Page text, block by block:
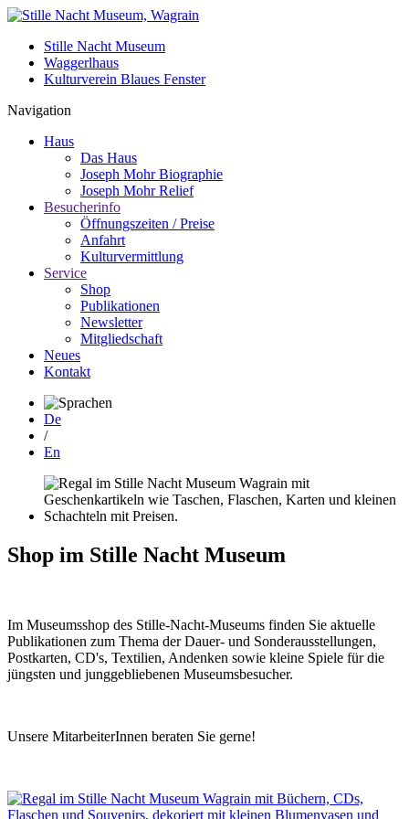
Stille Nacht Museum
Waggerlhaus
Kulturverein Blaues Fenster
Navigation
Haus
Das Haus
Joseph Mohr Biographie
Joseph Mohr Relief
Besucherinfo
Öffnungszeiten / Preise
Anfahrt
Kulturvermittlung
Service
Shop
Publikationen
Newsletter
Mitgliedschaft
Neues
Kontakt
De
/
En
Shop im Stille Nacht Museum
Im Museumsshop des Stille-Nacht-Museums finden Sie aktuelle
Publikationen zum Thema der Dauer- und Sonderausstellungen,
Postkarten, CD's, Textilien, Andenken sowie kleine Spiele für die
jüngsten und junggebliebenen Museumsbesucher.
Unsere MitarbeiterInnen beraten Sie gerne!